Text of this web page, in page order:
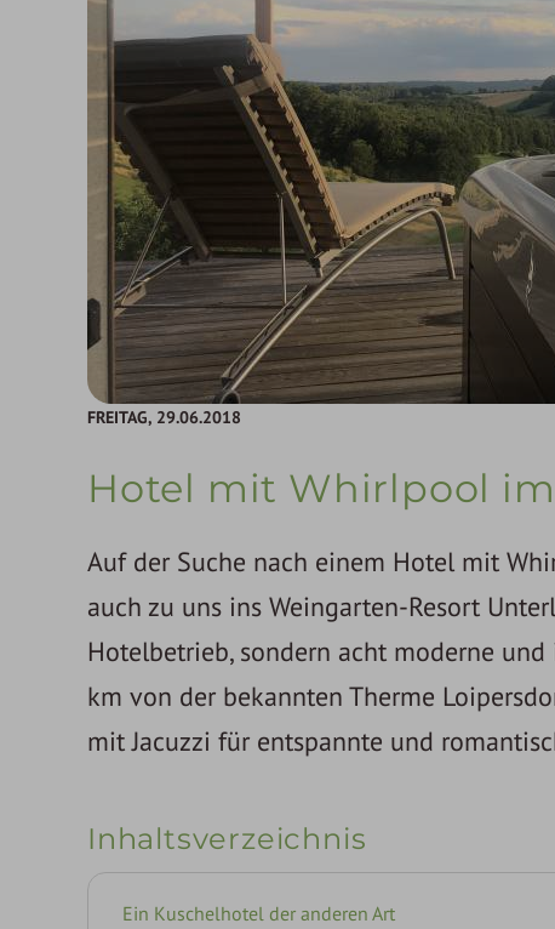
FREITAG, 29.06.2018
Hotel mit Whirlpool
Auf der Suche nach einem Hotel mit
auch zu uns ins Weingarten-Resort
Hotelbetrieb, sondern acht moderne
km von der bekannten Therme
mit Jacuzzi für entspannte und
Inhaltsverzeichnis
Ein Kuschelhotel der anderen Art